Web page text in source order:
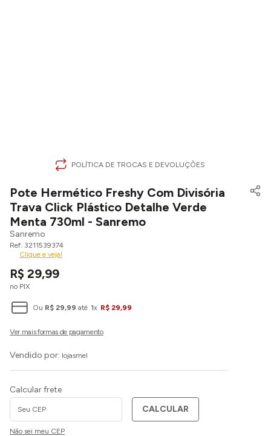
POLÍTICA DE TROCAS E DEVOLUÇÕES
Pote Hermético Freshy Com Divisória
Trava Click Plástico Detalhe Verde
Menta 730ml - Sanremo
Sanremo
3211539374
Clique e veja!
R$ 29,99
no PIX
Ou R$ 29,99 até 1x R$ 29,99
Vendido por: lojasmel
Calcular frete
CALCULAR
Não sei meu CEP